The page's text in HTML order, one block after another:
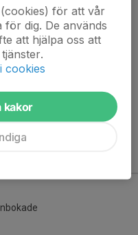
på hemsidan. För
loggar du in högst upp till
för att vår
dig. De används
att hjälpa oss att
cookies
kakor